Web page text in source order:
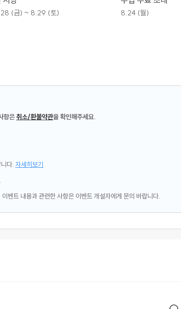
(금) ~ 8.29 (토) 8.24 (월)
항은취소/환불약관을 확인해주세요.
다. 자세히보기
벤트 내용과 관련한 사항은 이벤트 개설자에게 문의 바랍니다.